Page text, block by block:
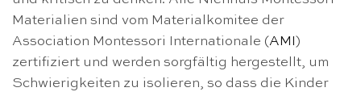
Materialien sind vom Materialkomitee der
Association Montessori Internationale (AMI )
zertifiziert und werden sorgfältig hergestellt, um
Schwierigkeiten zu isolieren, so dass die Kinder